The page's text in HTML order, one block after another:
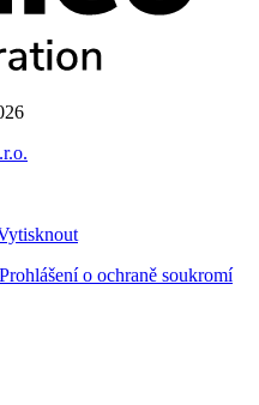
Prohlášení o ochraně soukromí